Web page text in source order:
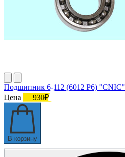
Подшипник 6-112 (6012 P6) "CNIC"
Цена
930₽
В корзину